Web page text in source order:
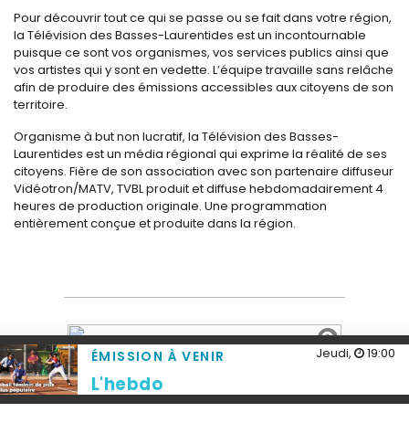
Pour découvrir tout ce qui se passe ou se fait dans votre région,
la Télévision des Basses-Laurentides est un incontournable
puisque ce sont vos organismes, vos services publics ainsi que
vos artistes qui y sont en vedette. L’équipe travaille sans relâche
afin de produire des émissions accessibles aux citoyens de son
territoire.
Organisme à but non lucratif, la Télévision des Basses-
Laurentides est un média régional qui exprime la réalité de ses
citoyens. Fière de son association avec son partenaire diffuseur
Vidéotron/MATV, TVBL produit et diffuse hebdomadairement 4
heures de production originale. Une programmation
entièrement conçue et produite dans la région.
ÉMISSION À VENIR Jeudi, 19:00
L'hebdo